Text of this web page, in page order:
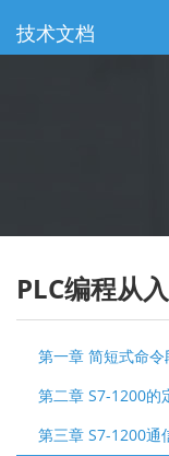
技术文档
PLC编程从
第一章 简短式命令
第二章 S7-1200的
第三章 S7-1200通